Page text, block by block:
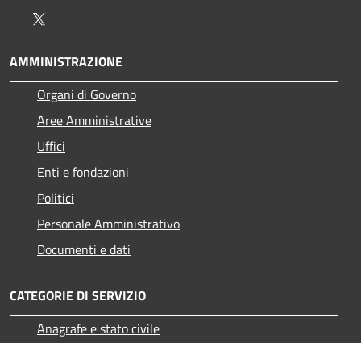
AMMINISTRAZIONE
Organi di Governo
Aree Amministrative
Uffici
Enti e fondazioni
Politici
Personale Amministrativo
Documenti e dati
CATEGORIE DI SERVIZIO
Anagrafe e stato civile